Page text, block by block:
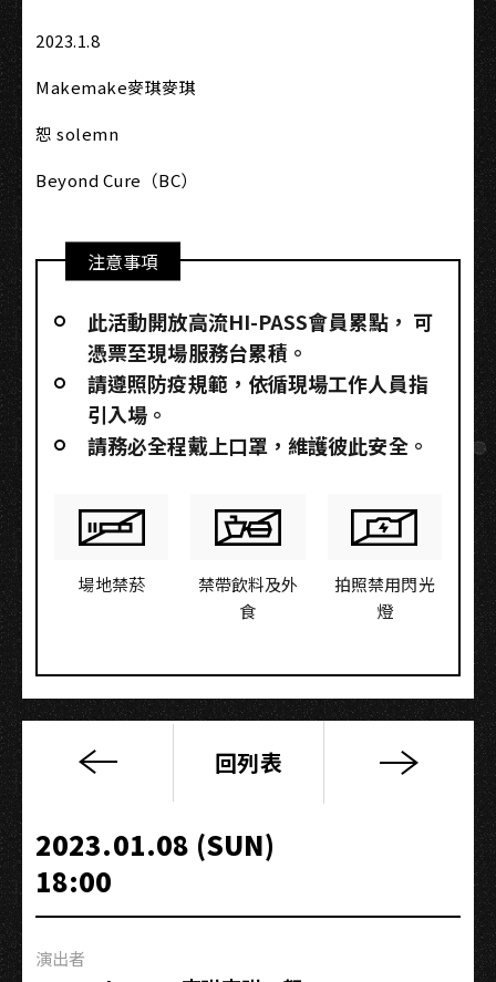
2023.1.8
Makemake麥琪麥琪
恕 solemn
Beyond Cure（BC）
注意事項
此活動開放高流HI-PASS會員累點，​ 可
憑票至現場服務台累積。
請遵照防疫規範，依循現場工作人員指
引入場。
請務必全程戴上口罩，維護彼此安全。
場地禁菸
禁帶飲料及外
食
拍照禁用閃光
燈
2023
結
英
雄
會
回列表
2023.01.08 (SUN)
18:00
演出者